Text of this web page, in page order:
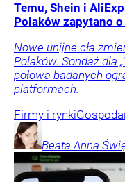
Temu, Shein i
Polaków zapytano
Nowe unijne cła
Polaków. Sondaż dla
połowa badanych
platformach.
Firmy i rynki
Beata Anna